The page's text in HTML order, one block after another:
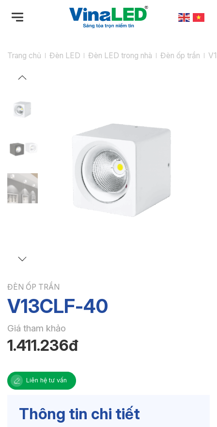
qua
dungTrang chủ Đèn LED Đèn LED trong nhà Đèn ốp trần
ĐÈN ỐP TRẦN
V13CLF-40
Giá tham khảo
1.411.236đ
Liên hệ tư vấn
Thông tin chi tiết